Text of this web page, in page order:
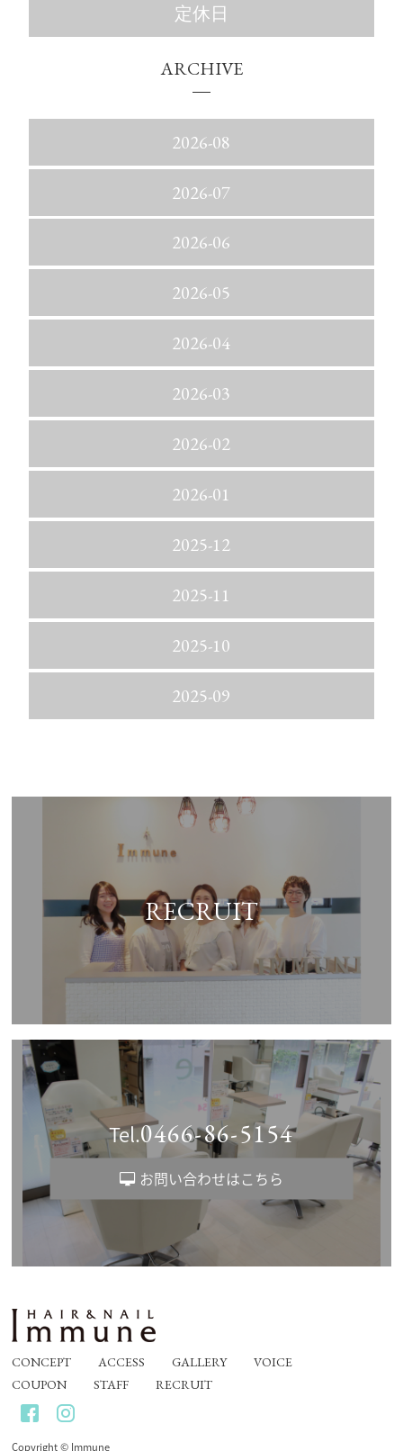
定休日
ARCHIVE
2026-08
2026-07
2026-06
2026-05
2026-04
2026-03
2026-02
2026-01
2025-12
2025-11
2025-10
2025-09
RECRUIT
Tel.0466-86-5154
お問い合わせはこちら
CONCEPT ACCESS GALLERY
VOICE
COUPON
STAFF RECRUIT
Copyright © Immune